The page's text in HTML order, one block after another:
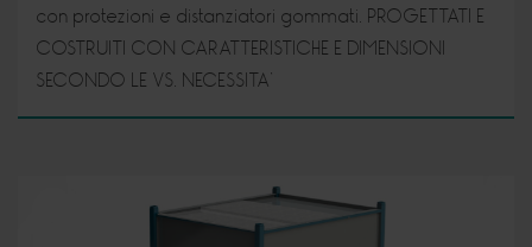
con protezioni e distanziatori gommati. PROGETTATI E
COSTRUITI CON CARATTERISTICHE E DIMENSIONI
SECONDO LE VS. NECESSITA’